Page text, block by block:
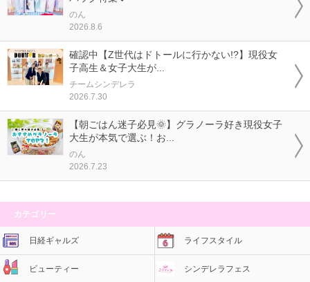
のん
2026.8.6
確認中【Z世代はドトールに行かない!?】現役女
子高生＆女子大生が...
チームシンデレラ
2026.7.30
【朝ごはん迷子必見🌞】グラノーラ好き現役女子
大生が本気で選ぶ！お...
のん
2026.7.23
カテゴリー
日経ギャルズ ライフスタイル
ビューティー シンデレラフェス